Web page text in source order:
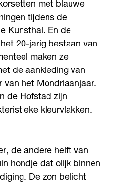
met blauwe
tijdens de
Kunsthal. En de
20-jarig bestaan van
maken ze
de aankleding van
van het Mondriaanjaar.
de Hofstad zijn
kleurvlakken.
de andere helft van
hondje dat olijk binnen
De zon belicht